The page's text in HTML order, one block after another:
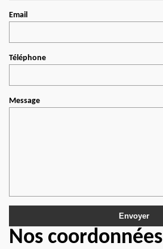
Email
Téléphone
Message
Nos coordonnées